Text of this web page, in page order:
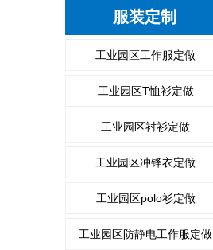
服装定制
工业园区工作服定做
工业园区T恤衫定做
工业园区衬衫定做
工业园区冲锋衣定做
工业园区polo衫定做
工业园区防静电工作服定做